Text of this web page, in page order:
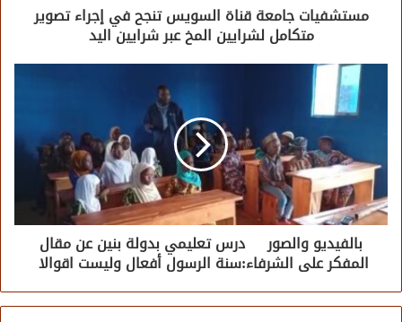
مستشفيات جامعة قناة السويس تنجح في إجراء تصوير
متكامل لشرايين المخ عبر شرايين اليد
بالفيديو والصور درس تعليمي بدولة بنين عن مقال
المفكر على الشرفاء:سنة الرسول أفعال وليست اقوالا